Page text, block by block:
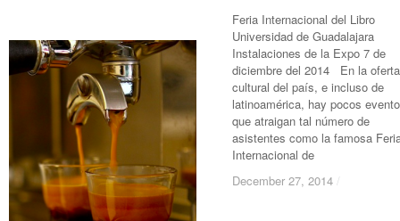
Feria Internacional del Libro
Universidad de Guadalajara
Instalaciones de la Expo 7 de
diciembre del 2014 En la oferta
cultural del país, e incluso de
latinoamérica, hay pocos
que atraigan tal número de
asistentes como la famosa
Internacional de
December 27, 2014 /
December 27, 2014 /